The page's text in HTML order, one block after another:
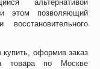
альтернативой
этом позволяющий
оформив заказ
товара по Москве